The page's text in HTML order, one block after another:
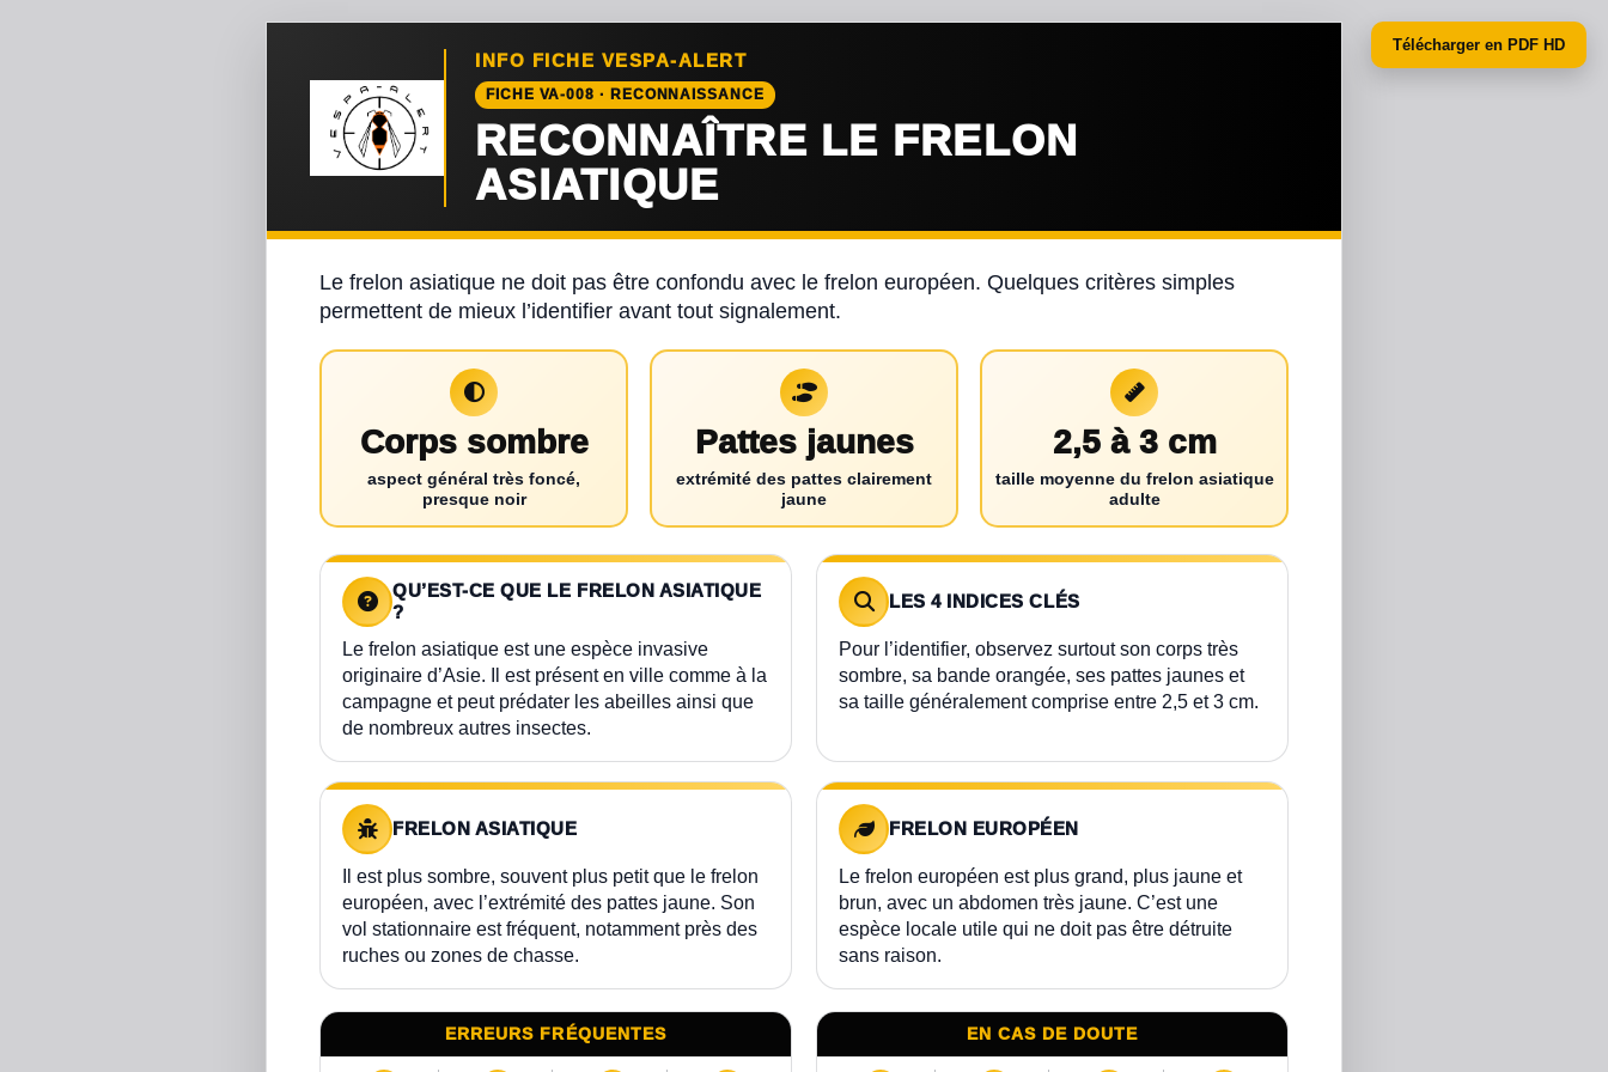
Télécharger en PDF HD
INFO FICHE VESPA-ALERT
FICHE VA-008 · RECONNAISSANCE
RECONNAÎTRE LE FRELON
ASIATIQUE
Le frelon asiatique ne doit pas être confondu avec le frelon européen. Quelques critères simples
permettent de mieux l’identifier avant tout signalement.
Corps sombre
aspect général très foncé,
presque noir
Pattes jaunes
extrémité des pattes clairement
jaune
2,5 à 3 cm
taille moyenne du frelon asiatique
adulte
QU’EST-CE QUE LE FRELON ASIATIQUE
?
Le frelon asiatique est une espèce invasive
originaire d’Asie. Il est présent en ville comme à la
campagne et peut prédater les abeilles ainsi que
de nombreux autres insectes.
LES 4 INDICES CLÉS
Pour l’identifier, observez surtout son corps très
sombre, sa bande orangée, ses pattes jaunes et
sa taille généralement comprise entre 2,5 et 3 cm.
FRELON ASIATIQUE
Il est plus sombre, souvent plus petit que le frelon
européen, avec l’extrémité des pattes jaune. Son
vol stationnaire est fréquent, notamment près des
ruches ou zones de chasse.
FRELON EUROPÉEN
Le frelon européen est plus grand, plus jaune et
brun, avec un abdomen très jaune. C’est une
espèce locale utile qui ne doit pas être détruite
sans raison.
ERREURS FRÉQUENTES EN CAS DE DOUTE